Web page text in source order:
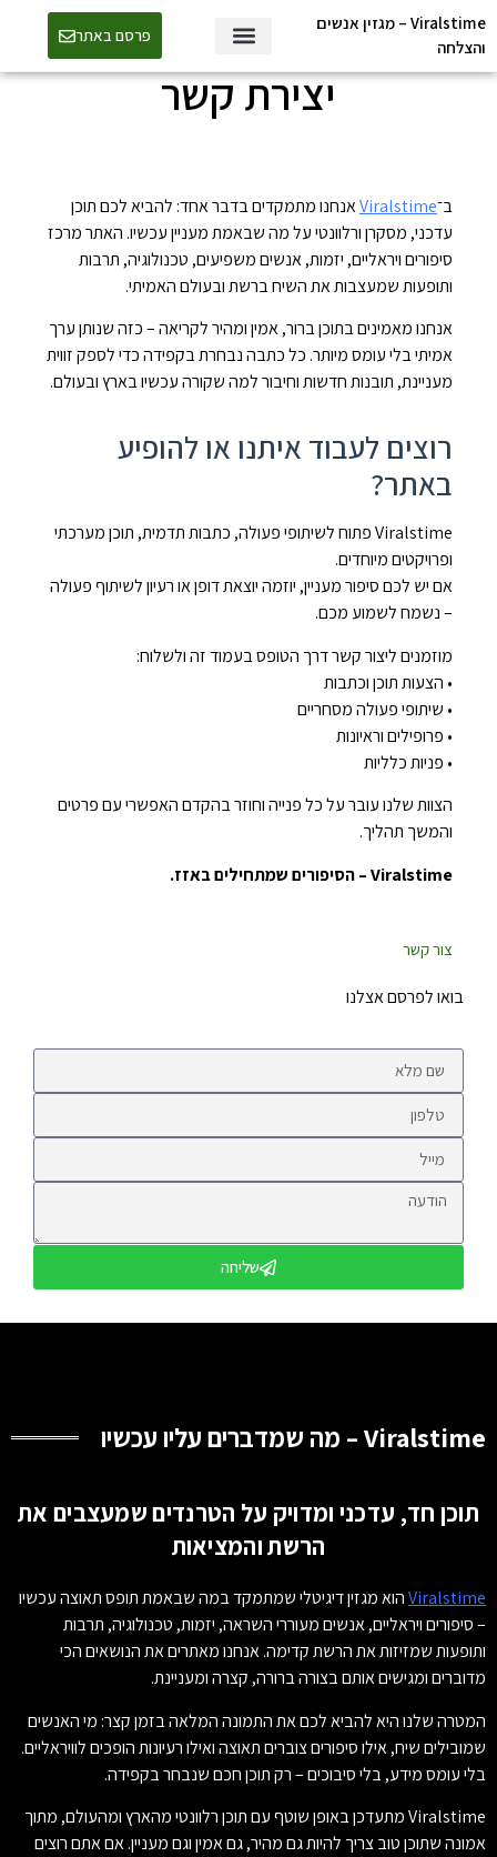
Viralstime – מגזין אנשים
והצלחה
פרסם באתר דף הבית »יצירת קשר
יצירת קשר
ב־Viralstimeאנחנו מתמקדים בדבר אחד: להביא לכם תוכן
עדכני, מסקרן ורלוונטי על מה שבאמת מעניין עכשיו. האתר מרכז
סיפורים ויראליים, יזמות, אנשים משפיעים, טכנולוגיה, תרבות
ותופעות שמעצבות את השיח ברשת ובעולם האמיתי.
אנחנו מאמינים בתוכן ברור, אמין ומהיר לקריאה – כזה שנותן ערך
אמיתי בלי עומס מיותר. כל כתבה נבחרת בקפידה כדי לספק זווית
מעניינת, תובנות חדשות וחיבור למה שקורה עכשיו בארץ ובעולם.
רוצים לעבוד איתנו או להופיע
באתר?
Viralstime פתוח לשיתופי פעולה, כתבות תדמית, תוכן מערכתי
ופרויקטים מיוחדים.
אם יש לכם סיפור מעניין, יוזמה יוצאת דופן או רעיון לשיתוף פעולה
– נשמח לשמוע מכם.
מוזמנים ליצור קשר דרך הטופס בעמוד זה ולשלוח:
• הצעות תוכן וכתבות
• שיתופי פעולה מסחריים
• פרופילים וראיונות
• פניות כלליות
הצוות שלנו עובר על כל פנייה וחוזר בהקדם האפשרי עם פרטים
והמשך תהליך.
Viralstime – הסיפורים שמתחילים באזז.
צור קשר
בואו לפרסם אצלנו
שליחה
Viralstime – מה שמדברים עליו עכשיו
תוכן חד, עדכני ומדויק על הטרנדים שמעצבים את
הרשת והמציאות
Viralstimeהוא מגזין דיגיטלי שמתמקד במה שבאמת תופס תאוצה עכשיו
– סיפורים ויראליים, אנשים מעוררי השראה, יזמות, טכנולוגיה, תרבות
ותופעות שמזיזות את הרשת קדימה. אנחנו מאתרים את הנושאים הכי
מדוברים ומגישים אותם בצורה ברורה, קצרה ומעניינת.
המטרה שלנו היא להביא לכם את התמונה המלאה בזמן קצר: מי האנשים
שמובילים שיח, אילו סיפורים צוברים תאוצה ואילו רעיונות הופכים לוויראליים.
בלי עומס מידע, בלי סיבוכים – רק תוכן חכם שנבחר בקפידה.
Viralstime מתעדכן באופן שוטף עם תוכן רלוונטי מהארץ ומהעולם, מתוך
אמונה שתוכן טוב צריך להיות גם מהיר, גם אמין וגם מעניין. אם אתם רוצים